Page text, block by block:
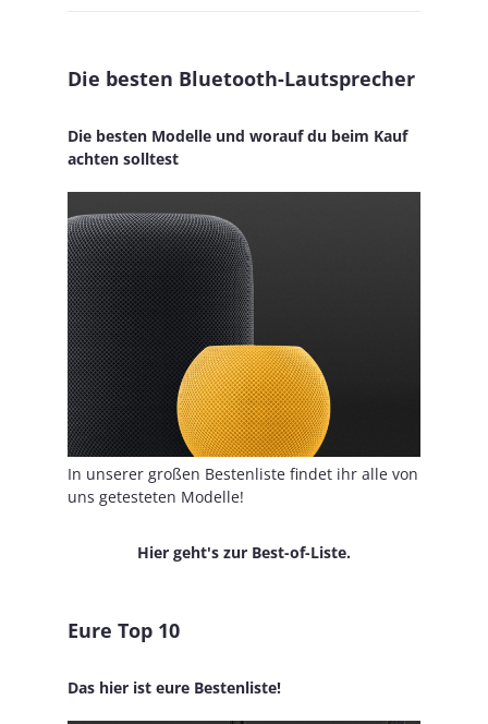
Die besten Bluetooth-Lautsprecher
Die besten Modelle und worauf du beim Kauf
achten solltest
In unserer großen Bestenliste findet ihr alle von
uns getesteten Modelle!
Hier geht's zur Best-of-Liste.
Eure Top 10
Das hier ist eure Bestenliste!